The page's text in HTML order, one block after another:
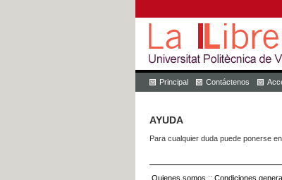
Principal Contáctenos
AYUDA
Para cualquier duda puede ponerse
Quienes somos :: Condiciones